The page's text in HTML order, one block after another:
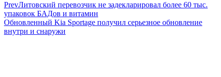
PrevЛитовский перевозчик не задекларировал более 60 тыс.
упаковок БАДов и витамин
Обновленный Kia Sportage получил серьезное обновление
внутри и снаружи